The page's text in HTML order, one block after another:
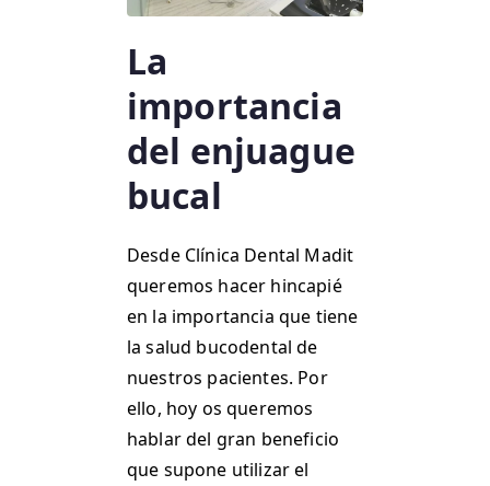
La
importancia
del enjuague
bucal
Desde Clínica Dental Madit
queremos hacer hincapié
en la importancia que tiene
la salud bucodental de
nuestros pacientes. Por
ello, hoy os queremos
hablar del gran beneficio
que supone utilizar el